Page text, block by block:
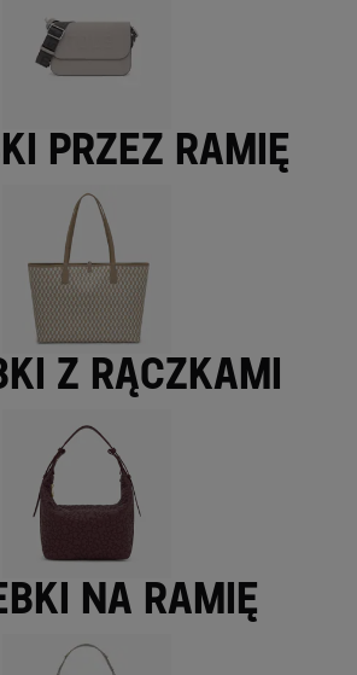
przez ramię
z rączkami
na ramię